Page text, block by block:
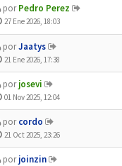
porPedro Perez
27 Ene 2026, 18:03
porJaatys
21 Ene 2026, 17:38
porjosevi
01 Nov 2025, 12:04
porcordo
21 Oct 2025, 23:26
porjoinzin